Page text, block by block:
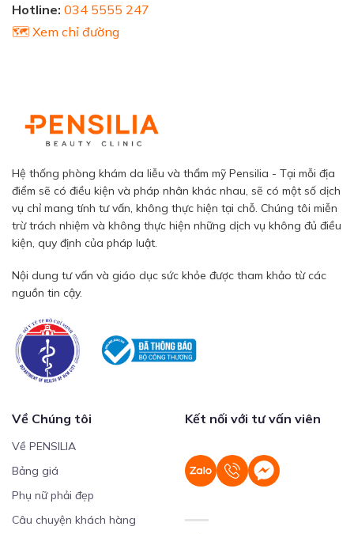
Hotline: 034 5555 247
🗺️ Xem chỉ đường
Hệ thống phòng khám da liễu và thẩm mỹ Pensilia - Tại mỗi địa
điểm sẽ có điều kiện và pháp nhân khác nhau, sẽ có một số dịch
vụ chỉ mang tính tư vấn, không thực hiện tại chỗ. Chúng tôi miễn
trừ trách nhiệm và không thực hiện những dịch vụ không đủ điều
kiện, quy định của pháp luật.
Nội dung tư vấn và giáo dục sức khỏe được tham khảo từ các
nguồn tin cậy.
Về Chúng tôi
Về PENSILIA
Bảng giá
Phụ nữ phải đẹp
Câu chuyện khách hàng
Kết nối với tư vấn viên